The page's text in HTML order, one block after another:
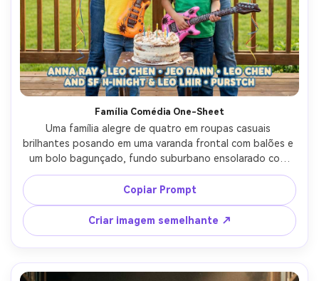
Família Comédia One-Sheet
Uma família alegre de quatro em roupas casuais
brilhantes posando em uma varanda frontal com balões e
um bolo bagunçado, fundo suburbano ensolarado com
adereços lúdicos, luz do dia suave com sombras suaves,
layout de pôster de streaming cômico moderno com
grande espaço de título amigável e tira de créditos
limpos, Sony A7III, 35mm f/2, composição simétrica, tom
otimista, textura natural da pele, foco nítido, cor
amigável para impressão, sem marcas registradas, sem
marca d'água- -ar 4:5
Copiar Prompt
Criar imagem semelhante ↗